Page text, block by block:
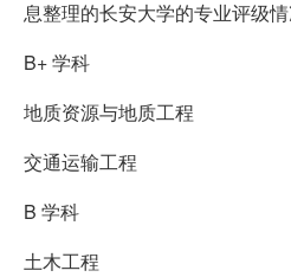
息整理的长安大学的专业评级情
B+ 学科
地质资源与地质工程
交通运输工程
B 学科
土木工程